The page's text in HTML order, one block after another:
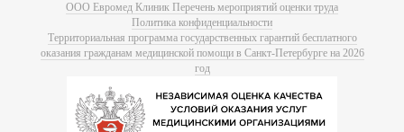
ООО Евромед Клиник Перечень мероприятий оценки труда
Политика конфиденциальности
Территориальная программа государственных гарантий бесплатного
оказания гражданам медицинской помощи в Санкт-Петербурге на 2026
год